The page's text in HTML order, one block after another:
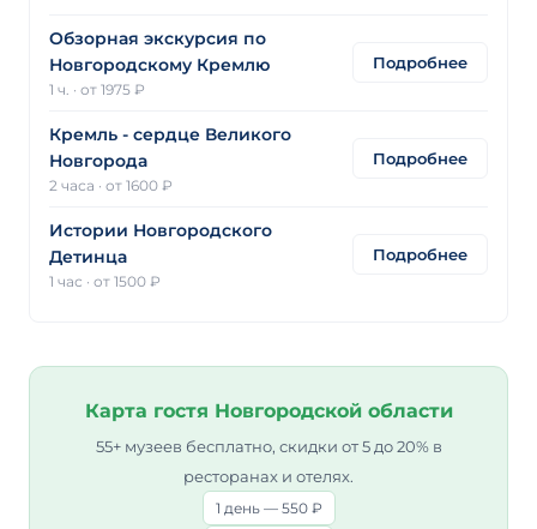
Обзорная экскурсия по
Новгородскому Кремлю
1 ч. · от 1975 ₽
Подробнее
Кремль - сердце Великого
Новгорода
2 часа · от 1600 ₽
Подробнее
Истории Новгородского
Детинца
1 час · от 1500 ₽
Подробнее
Карта гостя Новгородской области
55+ музеев бесплатно, скидки от 5 до 20% в
ресторанах и отелях.
1 день — 550 ₽